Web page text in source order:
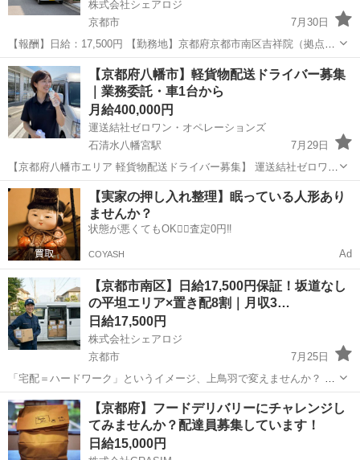
株式会社シェアロジ
京都市
7月30日
【報酬】日給：17,500円 【勤務地】京都府京都市南区吉祥院（拠点）
＼「身体に優しい」が合言葉。置き配メインで、長く安定して働ける
環境です／ 京都市南区を拠点とした、大手ECサイトの配送スタッフを
募集し...
京都 京都市 ドライバー 置き配
【京都府八幡市】軽貨物配送ドライバー募集
｜業務委託・車1台から
月給400,000円
運送結社ゼロワン・オペレーションズ
石清水八幡宮駅
7月29日
【京都府八幡市エリア 軽貨物配送ドライバー募集】 運送結社ゼロワ
ン・オペレーションズでは、八幡市エリアを中心に軽貨物配送を担っ
ていただける業務委託ドライバーを募集しています。 ■仕事内容 指定
エリア内での企業配...
京都 八幡市 石清水八幡宮駅 ドライバー
【実家の押し入れ整理】眠っている人形あり
ませんか？
状態が悪くてもOK🙆‍♀️査定0円‼️
COYASH Ad
【京都市南区】日給17,500円保証！坂道なし
の平坦エリア×置き配8割｜月収3…
日給17,500円
株式会社シェアロジ
京都市
7月25日
「宅配＝ハードワーク」というイメージ、上鳥羽で変えませんか？ 京
都南ICすぐ、上鳥羽花名町を拠点とした配送スタッフを募集します！
坂道がほとんどないフラットな地形と、再配達の少ない「置き配メイ
ン」のスタイル。足腰への負担を抑...
京都 京都市 ドライバー 置き配
【京都府】フードデリバリーにチャレンジし
てみませんか？配達員募集しています！
日給15,000円